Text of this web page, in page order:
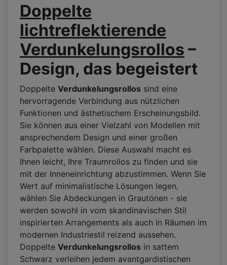
Doppelte
lichtreflektierende
Verdunkelungsrollos –
Design, das begeistert
Doppelte Verdunkelungsrollos sind eine
hervorragende Verbindung aus nützlichen
Funktionen und ästhetischem Erscheinungsbild.
Sie können aus einer Vielzahl von Modellen mit
ansprechendem Design und einer großen
Farbpalette wählen. Diese Auswahl macht es
Ihnen leicht, Ihre Traumrollos zu finden und sie
mit der Inneneinrichtung abzustimmen. Wenn Sie
Wert auf minimalistische Lösungen legen,
wählen Sie Abdeckungen in Grautönen - sie
werden sowohl in vom skandinavischen Stil
inspirierten Arrangements als auch in Räumen im
modernen Industriestil reizend aussehen.
Doppelte Verdunkelungsrollos in sattem
Schwarz verleihen jedem avantgardistischen